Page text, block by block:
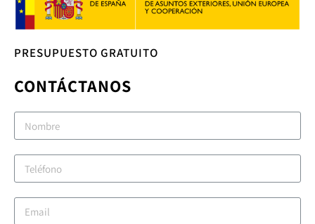
PRESUPUESTO GRATUITO
CONTÁCTANOS